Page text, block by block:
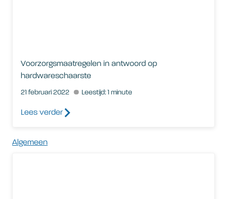
Voorzorgsmaatregelen in antwoord op
hardwareschaarste
21 februari 2022 Leestijd: 1 minute
Lees verder
Algemeen